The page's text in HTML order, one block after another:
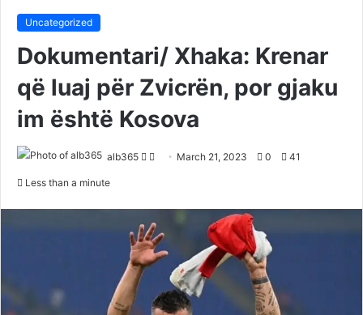
Uncategorized
Dokumentari/ Xhaka: Krenar
që luaj për Zvicrën, por gjaku
im është Kosova
alb365
Follow
Send March 21, 2023 0 41
Less than a minute